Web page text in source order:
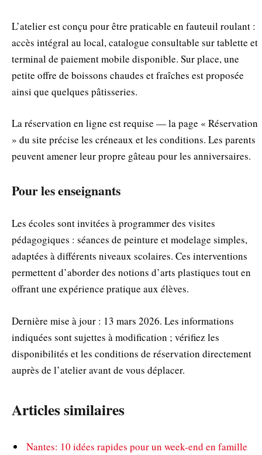
L’atelier est conçu pour être praticable en fauteuil roulant :
accès intégral au local, catalogue consultable sur tablette et
terminal de paiement mobile disponible. Sur place, une
petite offre de boissons chaudes et fraîches est proposée
ainsi que quelques pâtisseries.
La réservation en ligne est requise — la page « Réservation
» du site précise les créneaux et les conditions. Les parents
peuvent amener leur propre gâteau pour les anniversaires.
Pour les enseignants
Les écoles sont invitées à programmer des visites
pédagogiques : séances de peinture et modelage simples,
adaptées à différents niveaux scolaires. Ces interventions
permettent d’aborder des notions d’arts plastiques tout en
offrant une expérience pratique aux élèves.
Dernière mise à jour : 13 mars 2026. Les informations
indiquées sont sujettes à modification ; vérifiez les
disponibilités et les conditions de réservation directement
auprès de l’atelier avant de vous déplacer.
Articles similaires
Nantes: 10 idées rapides pour un week-end en famille